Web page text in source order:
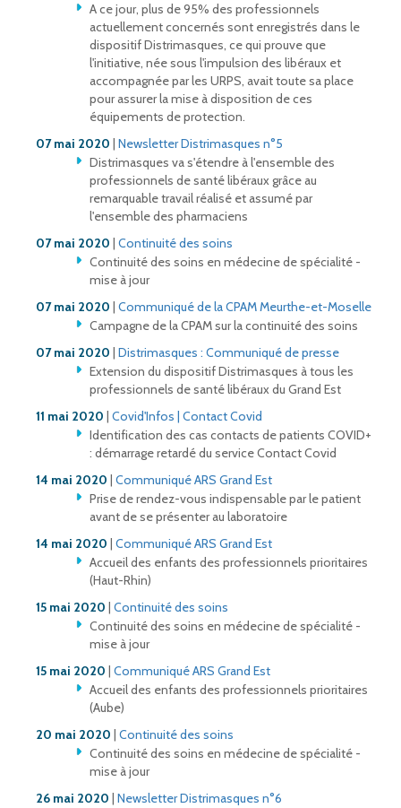
A ce jour, plus de 95% des professionnels
actuellement concernés sont enregistrés dans le
dispositif Distrimasques, ce qui prouve que
l'initiative, née sous l'impulsion des libéraux et
accompagnée par les URPS, avait toute sa place
pour assurer la mise à disposition de ces
équipements de protection.
07 mai 2020 | Newsletter Distrimasques n°5
Distrimasques va s'étendre à l'ensemble des
professionnels de santé libéraux grâce au
remarquable travail réalisé et assumé par
l'ensemble des pharmaciens
07 mai 2020 | Continuité des soins
Continuité des soins en médecine de spécialité -
mise à jour
07 mai 2020 | Communiqué de la CPAM Meurthe-et-Moselle
Campagne de la CPAM sur la continuité des soins
07 mai 2020 | Distrimasques : Communiqué de presse
Extension du dispositif Distrimasques à tous les
professionnels de santé libéraux du Grand Est
11 mai 2020 | Covid'Infos | Contact Covid
Identification des cas contacts de patients COVID+
: démarrage retardé du service Contact Covid
14 mai 2020 | Communiqué ARS Grand Est
Prise de rendez-vous indispensable par le patient
avant de se présenter au laboratoire
14 mai 2020 | Communiqué ARS Grand Est
Accueil des enfants des professionnels prioritaires
(Haut-Rhin)
15 mai 2020 | Continuité des soins
Continuité des soins en médecine de spécialité -
mise à jour
15 mai 2020 | Communiqué ARS Grand Est
Accueil des enfants des professionnels prioritaires
(Aube)
20 mai 2020 | Continuité des soins
Continuité des soins en médecine de spécialité -
mise à jour
26 mai 2020 | Newsletter Distrimasques n°6